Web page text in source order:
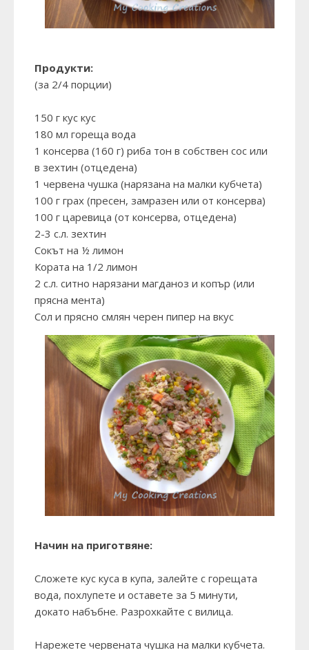
Продукти:
(за 2/4 порции)
150 г кус кус
180 мл гореща вода
1 консерва (160 г) риба тон в собствен сос или
в зехтин (отцедена)
1 червена чушка (нарязана на малки кубчета)
100 г грах (пресен, замразен или от консерва)
100 г царевица (от консерва, отцедена)
2-3 с.л. зехтин
Сокът на ½ лимон
Кората на 1/2 лимон
2 с.л. ситно нарязани магданоз и копър (или
прясна мента)
Сол и прясно смлян черен пипер на вкус
Начин на приготвяне:
Сложете кус куса в купа, залейте с горещата
вода, похлупете и оставете за 5 минути,
докато набъбне. Разрохкайте с вилица.
Нарежете червената чушка на малки кубчета.